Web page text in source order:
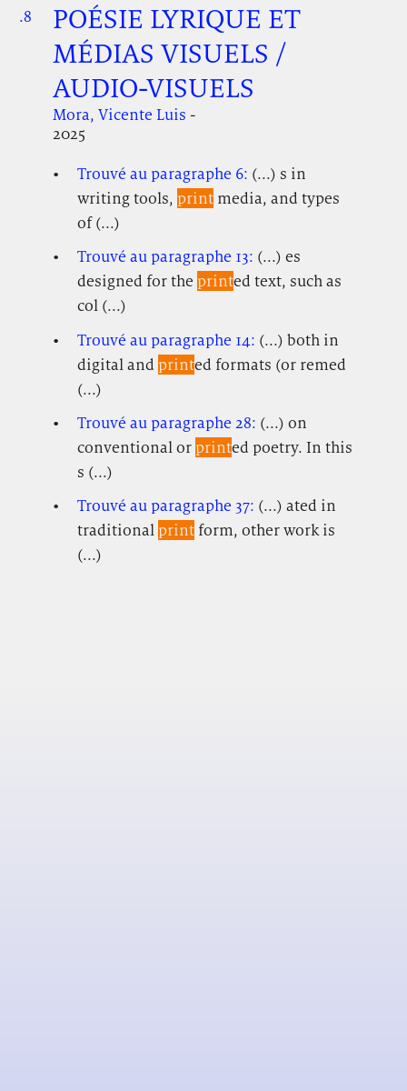
.8
POÉSIE LYRIQUE ET
MÉDIAS VISUELS /
AUDIO-VISUELS
Mora, Vicente Luis -
2025
Trouvé au paragraphe 6: (...) s in
writing tools, printmedia, and types
of (...)
Trouvé au paragraphe 13: (...) es
designed for the printed text, such as
col (...)
Trouvé au paragraphe 14: (...) both in
digital and printed formats (or remed
(...)
Trouvé au paragraphe 28: (...) on
conventional or printed poetry. In this
s (...)
Trouvé au paragraphe 37: (...) ated in
traditional printform, other work is
(...)